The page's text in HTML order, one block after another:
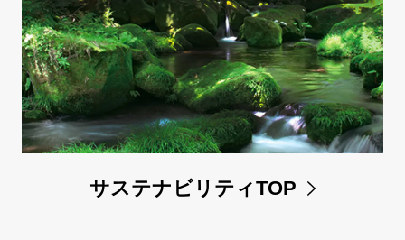
サステナビリティTOP